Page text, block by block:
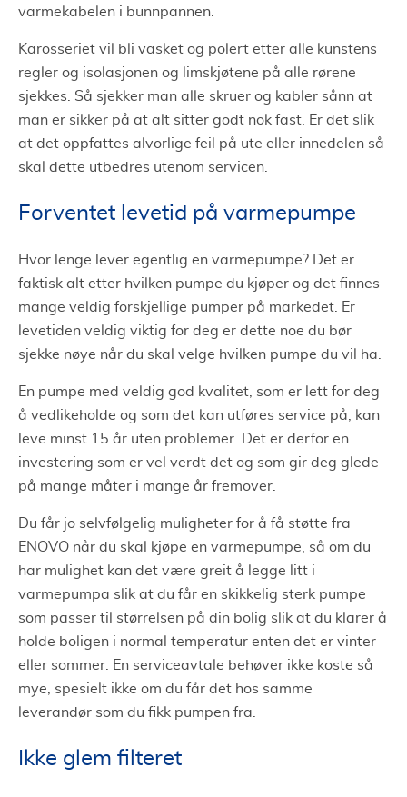
varmekabelen i bunnpannen.
Karosseriet vil bli vasket og polert etter alle kunstens
regler og isolasjonen og limskjøtene på alle rørene
sjekkes. Så sjekker man alle skruer og kabler sånn at
man er sikker på at alt sitter godt nok fast. Er det slik
at det oppfattes alvorlige feil på ute eller innedelen så
skal dette utbedres utenom servicen.
Forventet levetid på varmepumpe
Hvor lenge lever egentlig en varmepumpe? Det er
faktisk alt etter hvilken pumpe du kjøper og det finnes
mange veldig forskjellige pumper på markedet. Er
levetiden veldig viktig for deg er dette noe du bør
sjekke nøye når du skal velge hvilken pumpe du vil ha.
En pumpe med veldig god kvalitet, som er lett for deg
å vedlikeholde og som det kan utføres service på, kan
leve minst 15 år uten problemer. Det er derfor en
investering som er vel verdt det og som gir deg glede
på mange måter i mange år fremover.
Du får jo selvfølgelig muligheter for å få støtte fra
ENOVO når du skal kjøpe en varmepumpe, så om du
har mulighet kan det være greit å legge litt i
varmepumpa slik at du får en skikkelig sterk pumpe
som passer til størrelsen på din bolig slik at du klarer å
holde boligen i normal temperatur enten det er vinter
eller sommer. En serviceavtale behøver ikke koste så
mye, spesielt ikke om du får det hos samme
leverandør som du fikk pumpen fra.
Ikke glem filteret